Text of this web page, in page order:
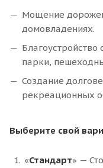
Мощение
домовладениях.
парки,
Создание
рекреационных
Выберите свой
«Стандарт» —